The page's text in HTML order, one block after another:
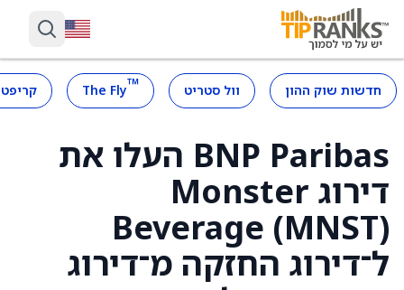
חדשות שוק ההון וול סטריט ™
The Fly
BNP Paribas העלו את
דירוג Monster
Beverage (MNST)
ל־דירוג החזקה מ־דירוג